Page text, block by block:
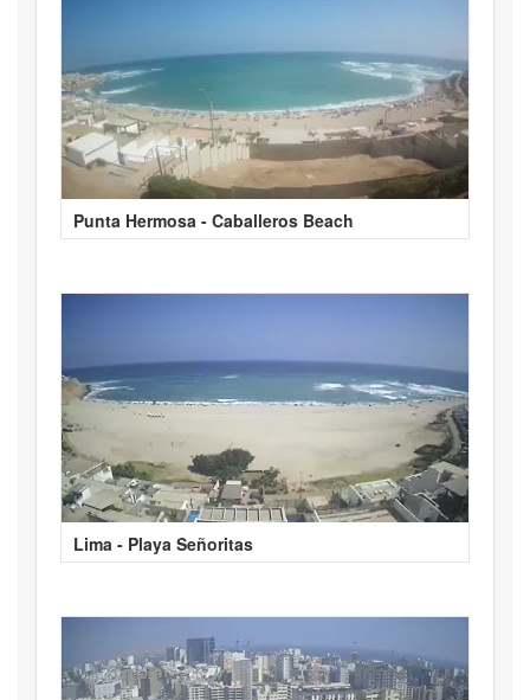
Punta Hermosa - Caballeros Beach
Lima - Playa Señoritas